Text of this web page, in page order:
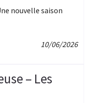
nouvelle saison
10/06/2026
– Les